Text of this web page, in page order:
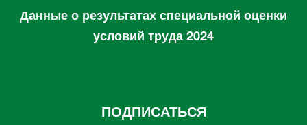
Данные о результатах специальной оценки
условий труда 2024
ПОДПИСАТЬСЯ